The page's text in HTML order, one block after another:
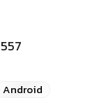
Android